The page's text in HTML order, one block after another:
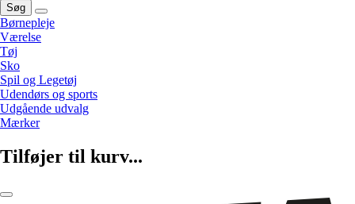
Søg
Børnepleje
Værelse
Tøj
Sko
Spil og Legetøj
Udendørs og sports
Udgående udvalg
Mærker
Tilføjer til kurv...